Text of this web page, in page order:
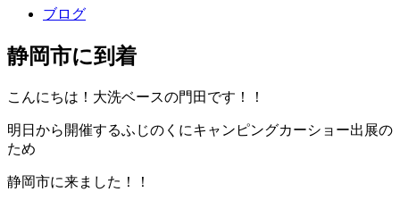
ブログ
静岡市に到着
こんにちは！大洗ベースの門田です！！
明日から開催するふじのくにキャンピングカーショー出展の
ため
静岡市に来ました！！